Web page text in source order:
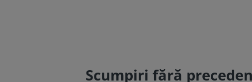
Scumpiri fără